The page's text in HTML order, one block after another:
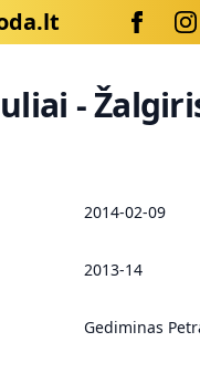
-
2014-02-09
2013-14
Gediminas